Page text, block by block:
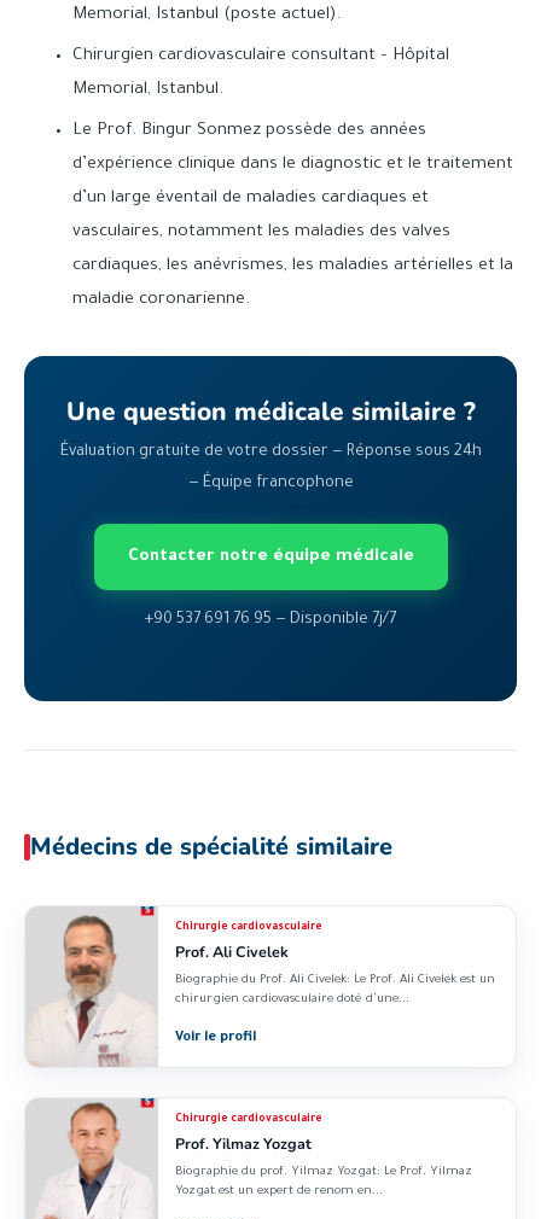
Memorial, Istanbul (poste actuel).
Chirurgien cardiovasculaire consultant – Hôpital
Memorial, Istanbul.
Le Prof. Bingur Sonmez possède des années
d’expérience clinique dans le diagnostic et le traitement
d’un large éventail de maladies cardiaques et
vasculaires, notamment les maladies des valves
cardiaques, les anévrismes, les maladies artérielles et la
maladie coronarienne.
Une question médicale similaire ?
Évaluation gratuite de votre dossier — Réponse sous 24h
— Équipe francophone
Contacter notre équipe médicale
+90 537 691 76 95 — Disponible 7j/7
Médecins de spécialité similaire
Chirurgie cardiovasculaire
Prof. Ali Civelek
Biographie du Prof. Ali Civelek: Le Prof. Ali Civelek est un
chirurgien cardiovasculaire doté d’une...
Voir le profil
Chirurgie cardiovasculaire
Prof. Yilmaz Yozgat
Biographie du prof. Yilmaz Yozgat: Le Prof. Yilmaz
Yozgat est un expert de renom en...